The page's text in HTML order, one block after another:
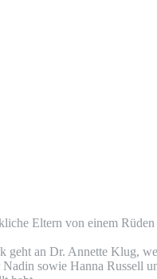
Eltern von einem
geht an Dr. Annette Klug,
Nadin sowie Hanna Russell